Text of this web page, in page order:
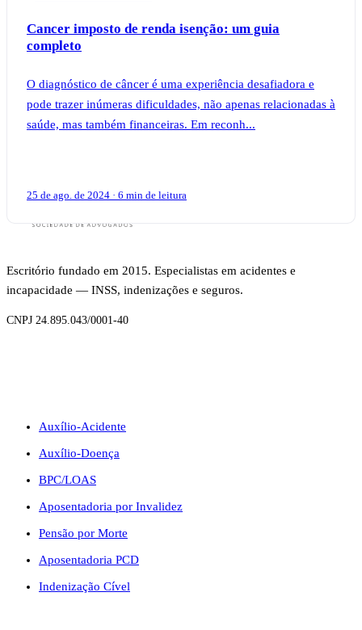
Cancer imposto de renda isenção: um guia
completo
O diagnóstico de câncer é uma experiência desafiadora e
pode trazer inúmeras dificuldades, não apenas relacionadas à
saúde, mas também financeiras. Em reconh...
25 de ago. de 2024 · 6 min de leitura
Escritório fundado em 2015. Especialistas em acidentes e
incapacidade — INSS, indenizações e seguros.
CNPJ 24.895.043/0001-40
Auxílio-Acidente
Auxílio-Doença
BPC/LOAS
Aposentadoria por Invalidez
Pensão por Morte
Aposentadoria PCD
Indenização Cível